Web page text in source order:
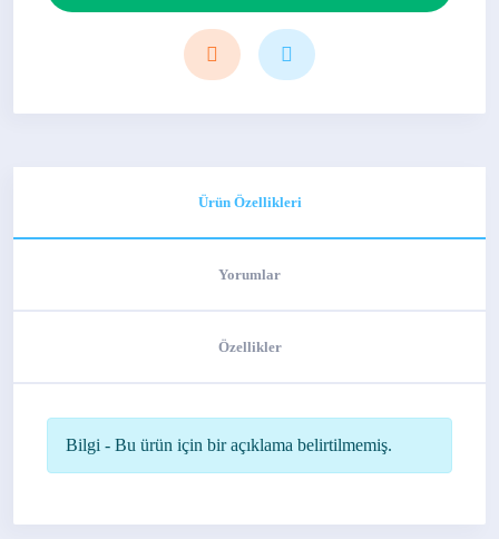
Ürün Özellikleri
Yorumlar
Özellikler
Bilgi - Bu ürün için bir açıklama belirtilmemiş.